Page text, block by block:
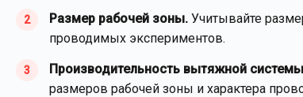
Размер рабочей зоны. Учитывайте
проводимых экспериментов.
Производительность вытяжной
размеров рабочей зоны и характера